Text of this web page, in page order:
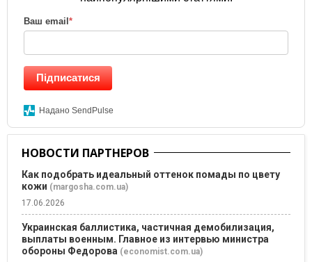
Ваш email *
Підписатися
Надано SendPulse
НОВОСТИ ПАРТНЕРОВ
Как подобрать идеальный оттенок помады по цвету
кожи (margosha.com.ua)
17.06.2026
Украинская баллистика, частичная демобилизация,
выплаты военным. Главное из интервью министра
обороны Федорова (economist.com.ua)